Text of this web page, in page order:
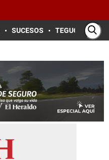
SUCESOS TEGUCIGALPA